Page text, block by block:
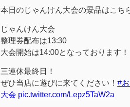
本日のじゃんけん大会の景品はこち
じゃんけん大会
整理券配布は13:30
大会開始は14:00となっております！
三連休最終日！
ぜひ当店に遊びに来てください！ #
大会 pic.twitter.com/Lepz5TaW2a